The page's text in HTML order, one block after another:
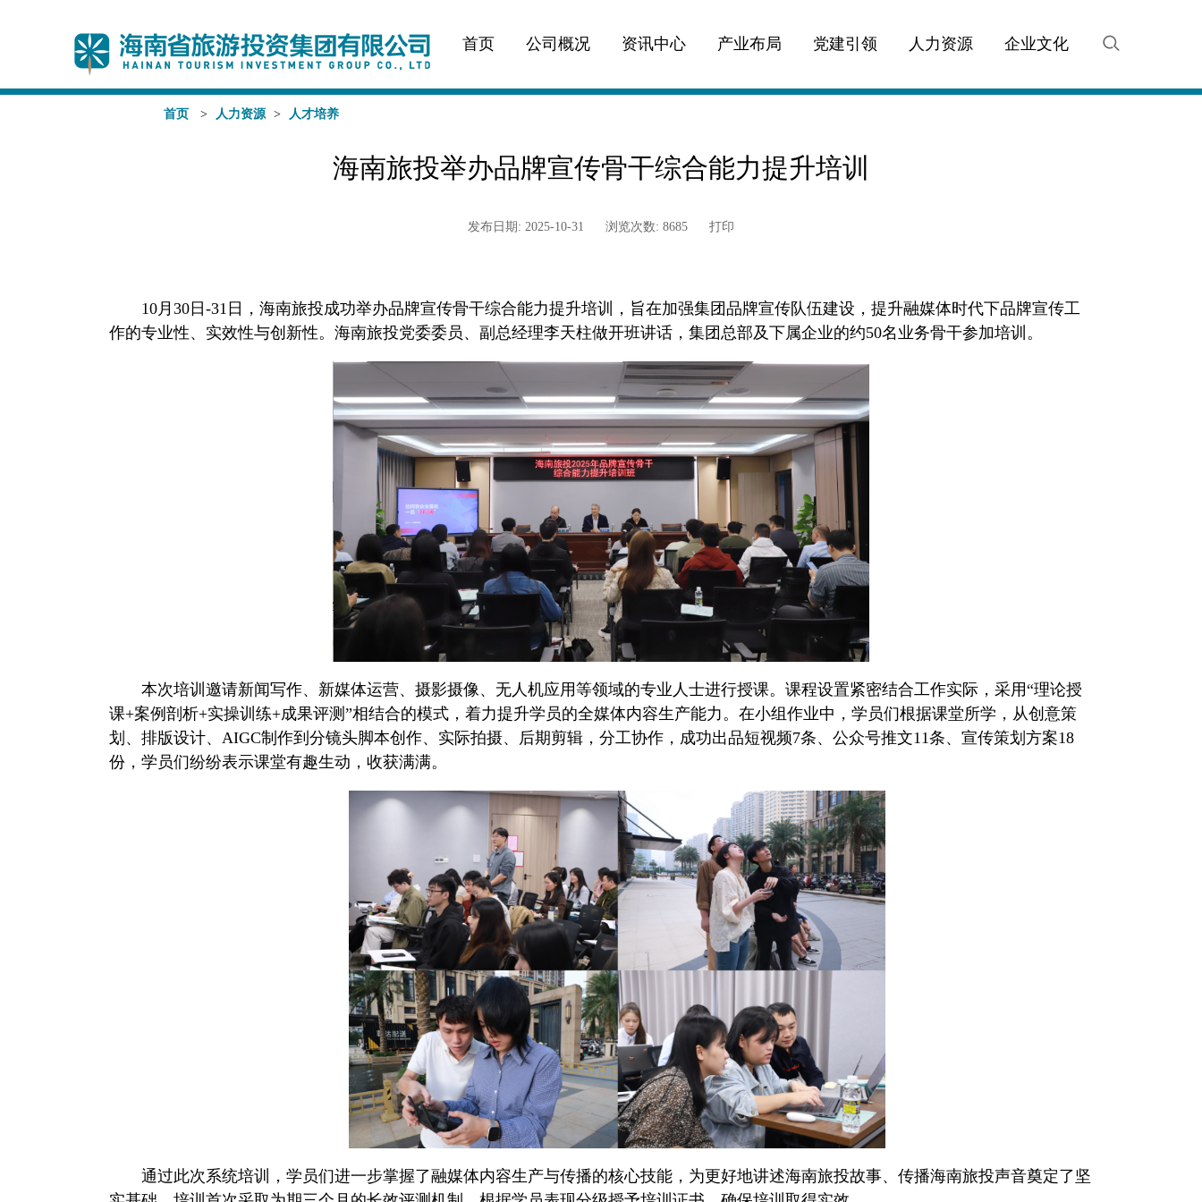
首页 公司概况 资讯中心 产业布局 党建引领 人力资源 企业文化
首页 > 人力资源 > 人才培养
海南旅投举办品牌宣传骨干综合能力提升培训
发布日期: 2025-10-31 浏览次数: 8685 打印
10月30日-31日，海南旅投成功举办品牌宣传骨干综合能力提升培训，旨在加强集团品牌宣传队伍建设，提升融媒体时代下品牌宣传工
作的专业性、实效性与创新性。海南旅投党委委员、副总经理李天柱做开班讲话，集团总部及下属企业的约50名业务骨干参加培训。
本次培训邀请新闻写作、新媒体运营、摄影摄像、无人机应用等领域的专业人士进行授课。课程设置紧密结合工作实际，采用“理论授
课+案例剖析+实操训练+成果评测”相结合的模式，着力提升学员的全媒体内容生产能力。在小组作业中，学员们根据课堂所学，从创意策
划、排版设计、AIGC制作到分镜头脚本创作、实际拍摄、后期剪辑，分工协作，成功出品短视频7条、公众号推文11条、宣传策划方案18
份，学员们纷纷表示课堂有趣生动，收获满满。
通过此次系统培训，学员们进一步掌握了融媒体内容生产与传播的核心技能，为更好地讲述海南旅投故事、传播海南旅投声音奠定了坚